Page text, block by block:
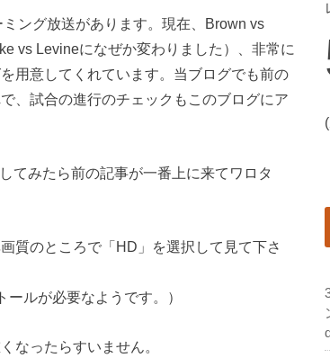
ング放送があります。現在、Brown vs
vs Levineになぜか変わりました）、非常に
用意してくれています。当ブログでも前の
、試合の進行のチェックもこのブログにア
てみたら前の記事が一番上に来てワロタ
質のところで「HD」を選択して見て下さ
ルが必要なようです。）
なったらすいません。